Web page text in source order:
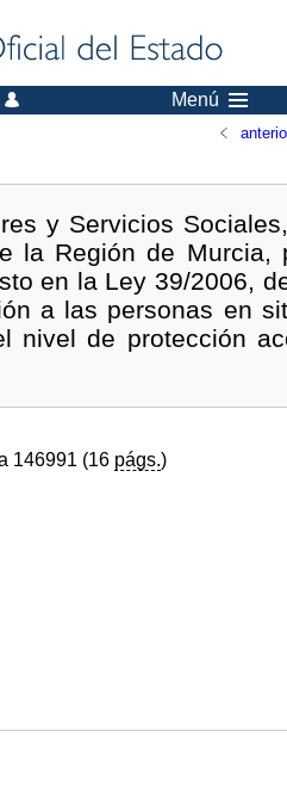
Menú
y Servicios
la Región de Murcia,
en la Ley 39/2006,
a las personas en
nivel de protección
146991 (16 págs.)